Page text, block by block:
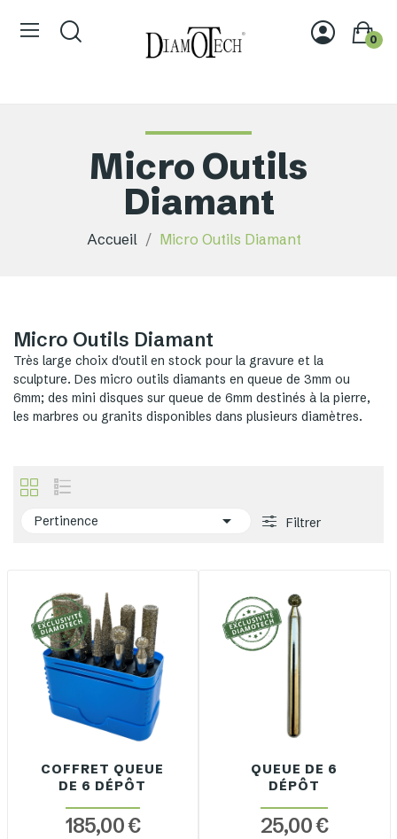
0
Micro Outils
Diamant
Accueil Micro Outils Diamant
Micro Outils Diamant
Très large choix d'outil en stock pour la gravure et la
sculpture. Des micro outils diamants en queue de 3mm ou
6mm; des mini disques sur queue de 6mm destinés à la pierre,
les marbres ou granits disponibles dans plusieurs diamètres.
Pertinence  Filtrer
COFFRET QUEUE
DE 6 DÉPÔT
185,00 €
QUEUE DE 6
DÉPÔT
25,00 €